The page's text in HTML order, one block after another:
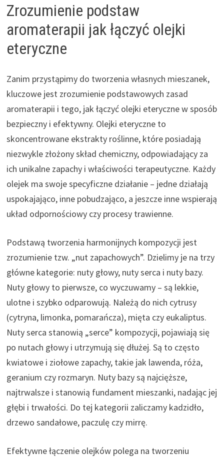
Zrozumienie podstaw
aromaterapii jak łączyć olejki
eteryczne
Zanim przystąpimy do tworzenia własnych mieszanek,
kluczowe jest zrozumienie podstawowych zasad
aromaterapii i tego, jak łączyć olejki eteryczne w sposób
bezpieczny i efektywny. Olejki eteryczne to
skoncentrowane ekstrakty roślinne, które posiadają
niezwykle złożony skład chemiczny, odpowiadający za
ich unikalne zapachy i właściwości terapeutyczne. Każdy
olejek ma swoje specyficzne działanie – jedne działają
uspokajająco, inne pobudzająco, a jeszcze inne wspierają
układ odpornościowy czy procesy trawienne.
Podstawą tworzenia harmonijnych kompozycji jest
zrozumienie tzw. „nut zapachowych”. Dzielimy je na trzy
główne kategorie: nuty głowy, nuty serca i nuty bazy.
Nuty głowy to pierwsze, co wyczuwamy – są lekkie,
ulotne i szybko odparowują. Należą do nich cytrusy
(cytryna, limonka, pomarańcza), mięta czy eukaliptus.
Nuty serca stanowią „serce” kompozycji, pojawiają się
po nutach głowy i utrzymują się dłużej. Są to często
kwiatowe i ziołowe zapachy, takie jak lawenda, róża,
geranium czy rozmaryn. Nuty bazy są najcięższe,
najtrwalsze i stanowią fundament mieszanki, nadając jej
głębi i trwałości. Do tej kategorii zaliczamy kadzidło,
drzewo sandałowe, paczulę czy mirrę.
Efektywne łączenie olejków polega na tworzeniu